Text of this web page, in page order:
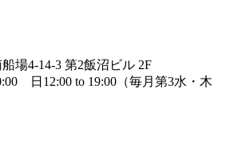
場4-14-3 第2飯沼ビル 2F
日12:00 to 19:00（毎月第3水・木